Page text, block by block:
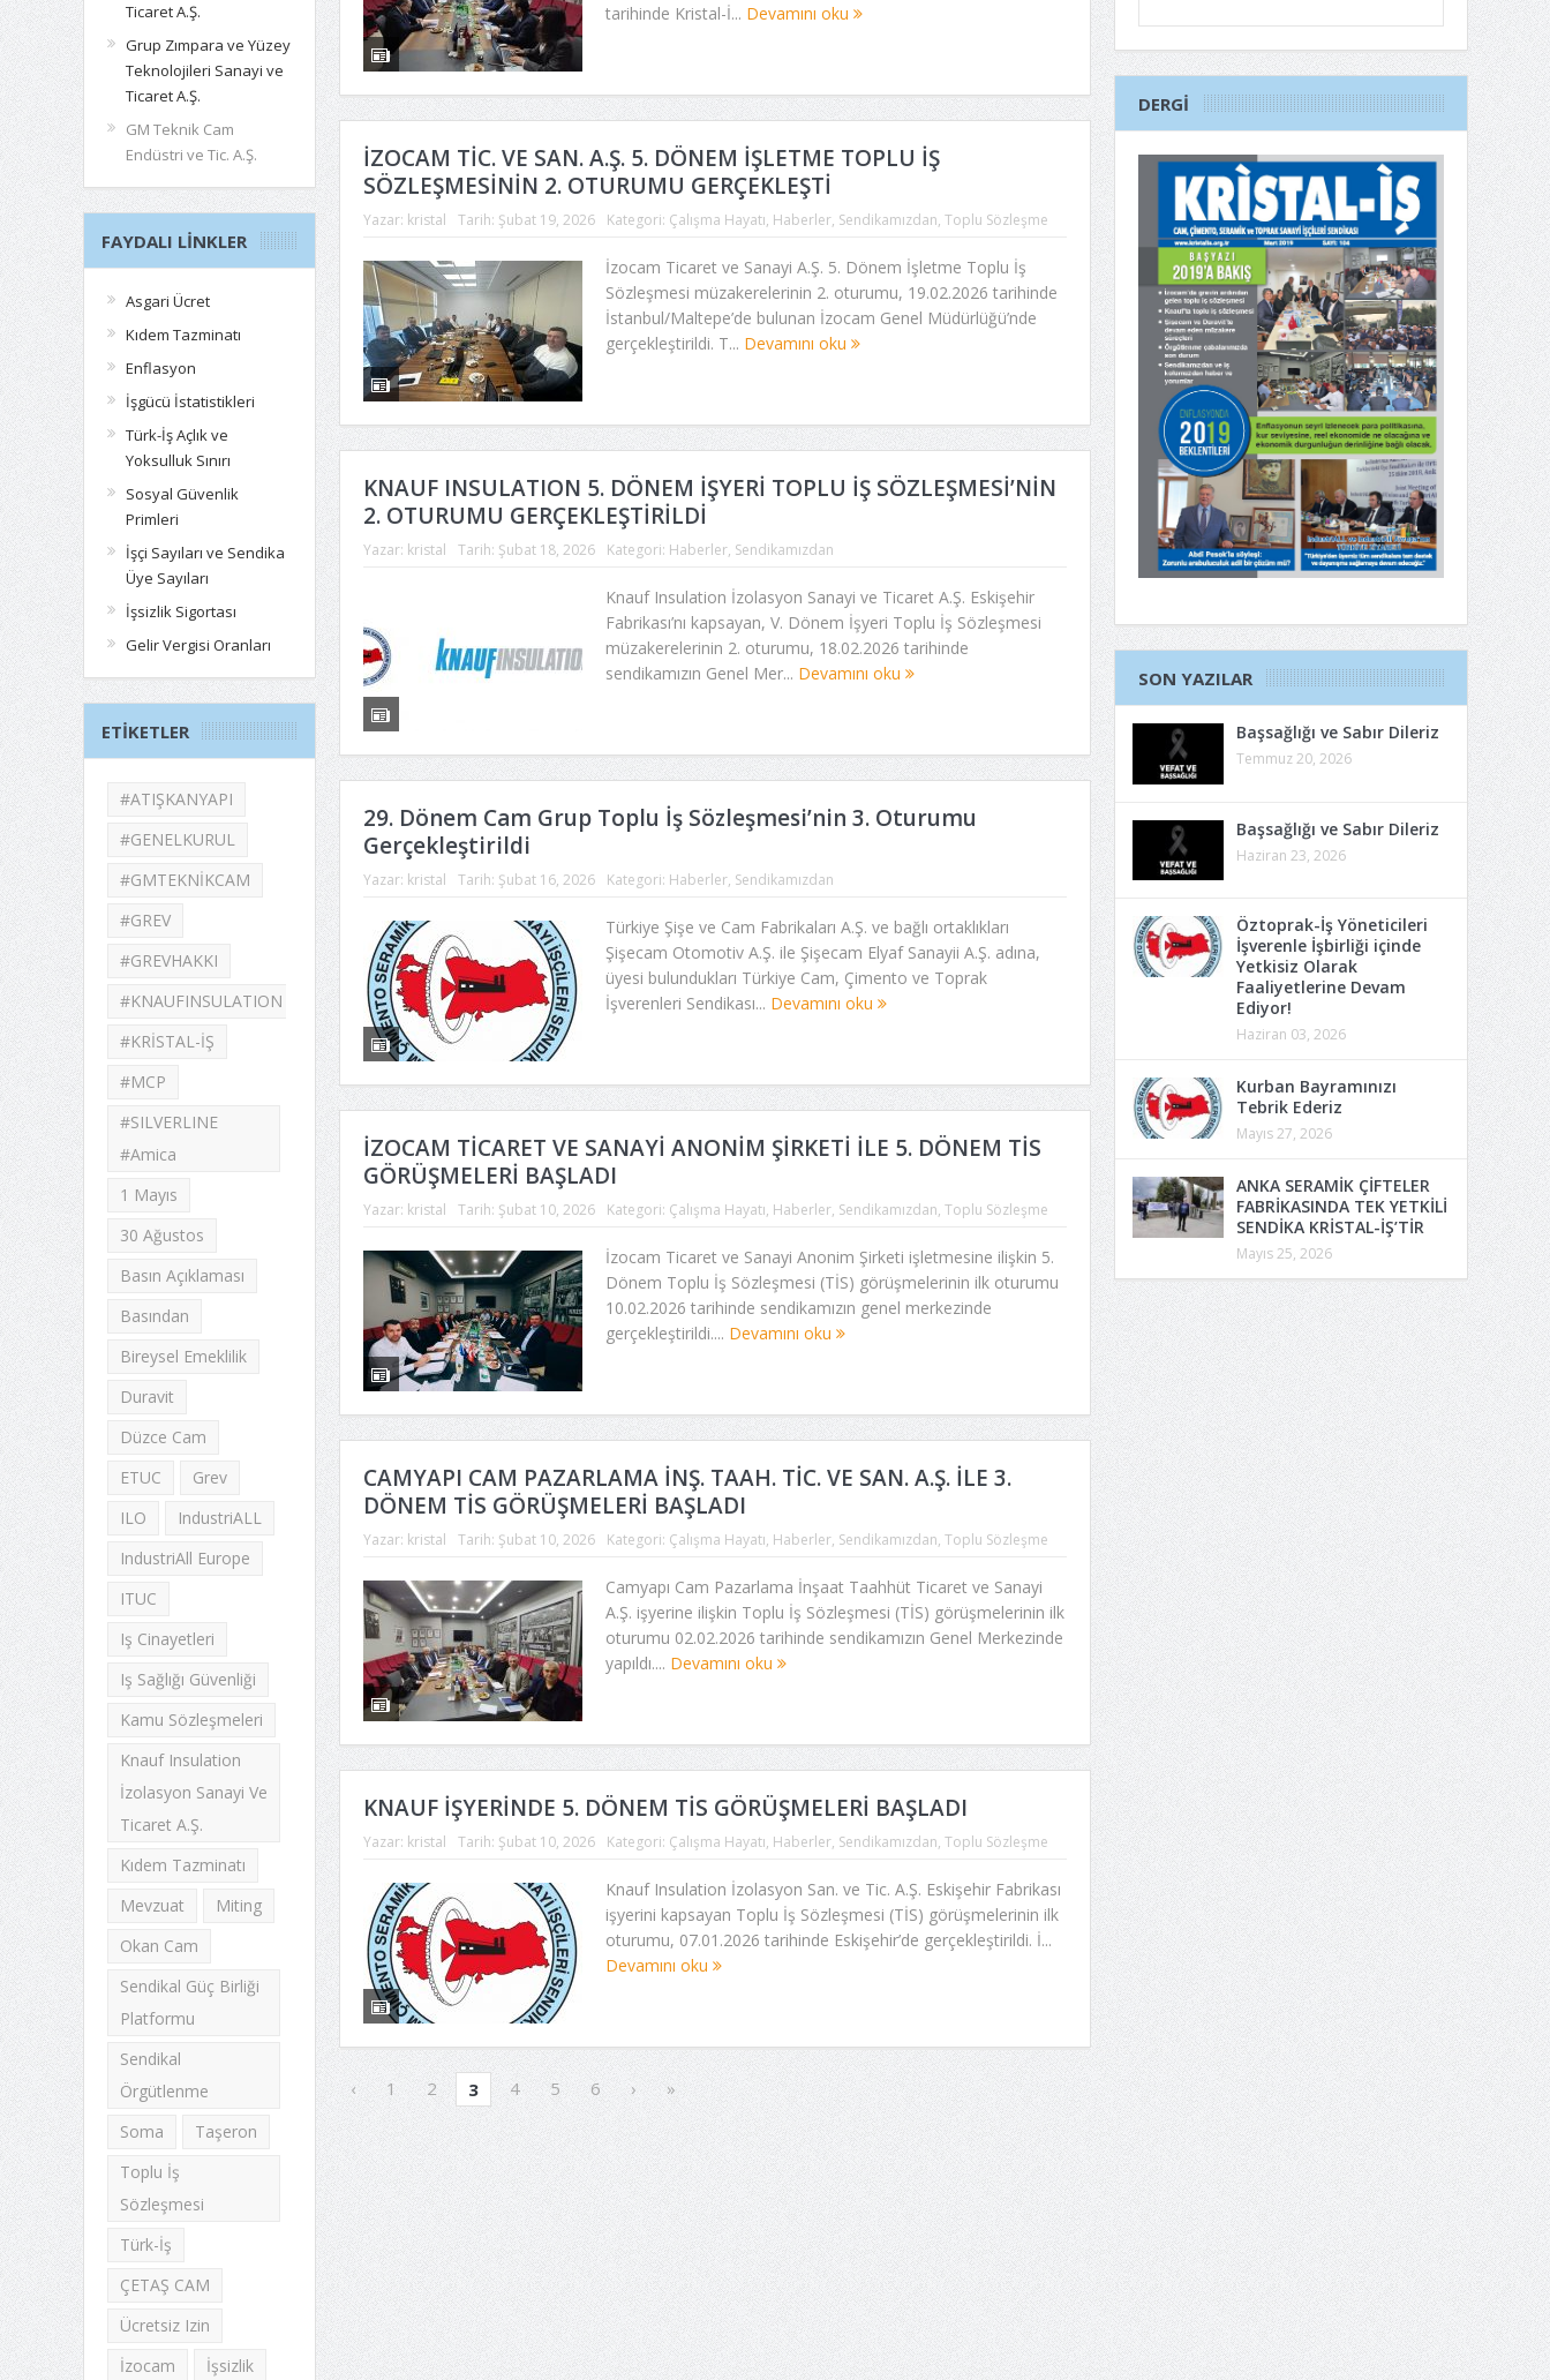
tarihinde Kristal-İ... Devamını oku
İZOCAM TİC. VE SAN. A.Ş. 5. DÖNEM İŞLETME TOPLU İŞ
SÖZLEŞMESİNİN 2. OTURUMU GERÇEKLEŞTİ
Yazar: kristal Tarih: Şubat 19, 2026 Kategori: Çalışma Hayatı, Haberler, Sendikamızdan, Toplu Sözleşme
İzocam Ticaret ve Sanayi A.Ş. 5. Dönem İşletme Toplu İş
Sözleşmesi müzakerelerinin 2. oturumu, 19.02.2026 tarihinde
İstanbul/Maltepe’de bulunan İzocam Genel Müdürlüğü’nde
gerçekleştirildi. T... Devamını oku
KNAUF INSULATION 5. DÖNEM İŞYERİ TOPLU İŞ SÖZLEŞMESİ’NİN
2. OTURUMU GERÇEKLEŞTİRİLDİ
Yazar: kristal Tarih: Şubat 18, 2026 Kategori: Haberler, Sendikamızdan
Knauf Insulation İzolasyon Sanayi ve Ticaret A.Ş. Eskişehir
Fabrikası’nı kapsayan, V. Dönem İşyeri Toplu İş Sözleşmesi
müzakerelerinin 2. oturumu, 18.02.2026 tarihinde
sendikamızın Genel Mer... Devamını oku
29. Dönem Cam Grup Toplu İş Sözleşmesi’nin 3. Oturumu
Gerçekleştirildi
Yazar: kristal Tarih: Şubat 16, 2026 Kategori: Haberler, Sendikamızdan
Türkiye Şişe ve Cam Fabrikaları A.Ş. ve bağlı ortaklıkları
Şişecam Otomotiv A.Ş. ile Şişecam Elyaf Sanayii A.Ş. adına,
üyesi bulundukları Türkiye Cam, Çimento ve Toprak
İşverenleri Sendikası... Devamını oku
İZOCAM TİCARET VE SANAYİ ANONİM ŞİRKETİ İLE 5. DÖNEM TİS
GÖRÜŞMELERİ BAŞLADI
Yazar: kristal Tarih: Şubat 10, 2026 Kategori: Çalışma Hayatı, Haberler, Sendikamızdan, Toplu Sözleşme
İzocam Ticaret ve Sanayi Anonim Şirketi işletmesine ilişkin 5.
Dönem Toplu İş Sözleşmesi (TİS) görüşmelerinin ilk oturumu
10.02.2026 tarihinde sendikamızın genel merkezinde
gerçekleştirildi.... Devamını oku
CAMYAPI CAM PAZARLAMA İNŞ. TAAH. TİC. VE SAN. A.Ş. İLE 3.
DÖNEM TİS GÖRÜŞMELERİ BAŞLADI
Yazar: kristal Tarih: Şubat 10, 2026 Kategori: Çalışma Hayatı, Haberler, Sendikamızdan, Toplu Sözleşme
Camyapı Cam Pazarlama İnşaat Taahhüt Ticaret ve Sanayi
A.Ş. işyerine ilişkin Toplu İş Sözleşmesi (TİS) görüşmelerinin ilk
oturumu 02.02.2026 tarihinde sendikamızın Genel Merkezinde
yapıldı.... Devamını oku
KNAUF İŞYERİNDE 5. DÖNEM TİS GÖRÜŞMELERİ BAŞLADI
Yazar: kristal Tarih: Şubat 10, 2026 Kategori: Çalışma Hayatı, Haberler, Sendikamızdan, Toplu Sözleşme
Knauf Insulation İzolasyon San. ve Tic. A.Ş. Eskişehir Fabrikası
işyerini kapsayan Toplu İş Sözleşmesi (TİS) görüşmelerinin ilk
oturumu, 07.01.2026 tarihinde Eskişehir’de gerçekleştirildi. İ...
Devamını oku
‹ 1 2 3 4 5 6 › »
Ticaret A.Ş.
Grup Zımpara ve Yüzey
Teknolojileri Sanayi ve
Ticaret A.Ş.
GM Teknik Cam
Endüstri ve Tic. A.Ş.
FAYDALI LINKLER
Asgari Ücret
Kıdem Tazminatı
Enflasyon
İşgücü İstatistikleri
Türk-İş Açlık ve
Yoksulluk Sınırı
Sosyal Güvenlik
Primleri
İşçi Sayıları ve Sendika
Üye Sayıları
İşsizlik Sigortası
Gelir Vergisi Oranları
ETIKETLER
#ATIŞKANYAPI
#GENELKURUL
#GMTEKNİKCAM
#GREV
#GREVHAKKI
#KNAUFINSULATION
#KRİSTAL-İŞ
#MCP
#SILVERLINE
#Amica
1 Mayıs
30 Ağustos
Basın Açıklaması
Basından
Bireysel Emeklilik
Duravit
Düzce Cam
ETUC
Grev
ILO
IndustriALL
IndustriAll Europe
ITUC
Iş Cinayetleri
Iş Sağlığı Güvenliği
Kamu Sözleşmeleri
Knauf Insulation
İzolasyon Sanayi Ve
Ticaret A.Ş.
Kıdem Tazminatı
Mevzuat
Miting
Okan Cam
Sendikal Güç Birliği
Platformu
Sendikal
Örgütlenme
Soma
Taşeron
Toplu İş
Sözleşmesi
Türk-İş
ÇETAŞ CAM
Ücretsiz Izin
İzocam
İşsizlik
DERGI
SON YAZILAR
Başsağlığı ve Sabır Dileriz
Temmuz 20, 2026
Başsağlığı ve Sabır Dileriz
Haziran 23, 2026
Öztoprak-İş Yöneticileri
İşverenle İşbirliği içinde
Yetkisiz Olarak
Faaliyetlerine Devam
Ediyor!
Haziran 03, 2026
Kurban Bayramınızı
Tebrik Ederiz
Mayıs 27, 2026
ANKA SERAMİK ÇİFTELER
FABRİKASINDA TEK YETKİLİ
SENDİKA KRİSTAL-İŞ’TİR
Mayıs 25, 2026